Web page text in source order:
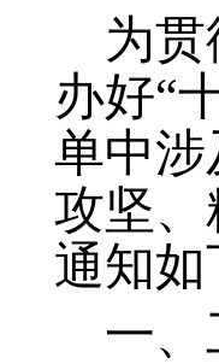
为
办好“
单中
攻坚
通知如
一